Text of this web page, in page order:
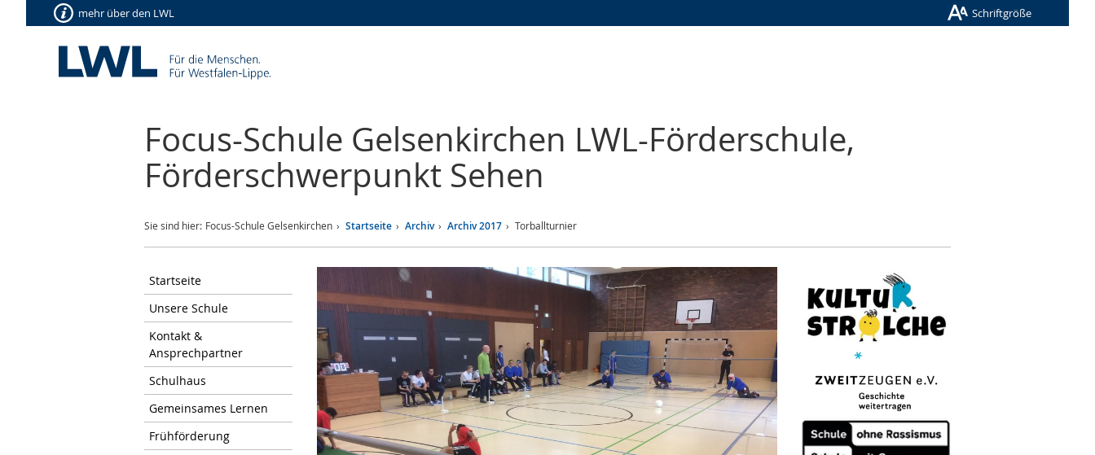
mehr über den LWL Schriftgröße
Focus-Schule Gelsenkirchen LWL-Förderschule,
Förderschwerpunkt Sehen
Sie sind hier: Focus-Schule Gelsenkirchen Startseite Archiv Archiv 2017 Torballturnier
Startseite
Unsere Schule
Kontakt &
Ansprechpartner
Schulhaus
Gemeinsames Lernen
Frühförderung